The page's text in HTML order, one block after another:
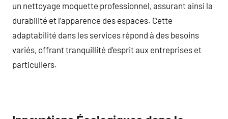
un nettoyage moquette professionnel, assurant ainsi la
durabilité et l’apparence des espaces. Cette
adaptabilité dans les services répond à des besoins
variés, offrant tranquillité d’esprit aux entreprises et
particuliers.